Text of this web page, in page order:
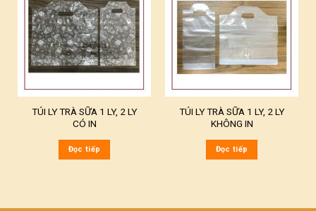
TÚI LY TRÀ SỮA 1 LY, 2 LY
CÓ IN
Đọc tiếp
TÚI LY TRÀ SỮA 1 LY, 2 LY
KHÔNG IN
Đọc tiếp